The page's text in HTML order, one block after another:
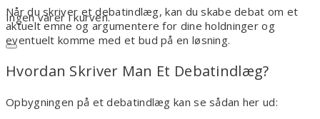
Ingen varer i kurven.
Når du skriver et debatindlæg, kan du skabe debat om et
aktuelt emne og argumentere for dine holdninger og
eventuelt komme med et bud på en løsning.
Hvordan Skriver Man Et Debatindlæg?
Opbygningen på et debatindlæg kan se sådan her ud: